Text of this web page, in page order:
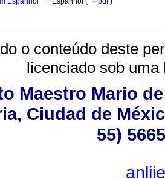
o conteúdo deste
licenciado sob uma
Maestro Mario
Ciudad de
55)